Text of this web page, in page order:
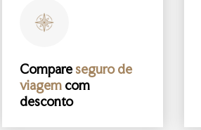
Compareseguro de
viagemcom
desconto